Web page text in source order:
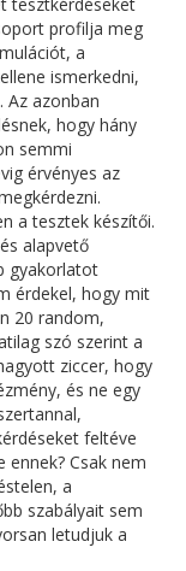
profilja meg
a
ismerkedni,
Az azonban
hogy hány
semmi
érvényes az
a tesztek készítői.
alapvető
gyakorlatot
érdekel, hogy mit
20 random,
szó szerint a
ziccer, hogy
és ne egy
feltéve
Csak nem
a
szabályait sem
letudjuk a